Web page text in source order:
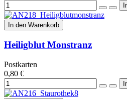
In den Warenkorb
Heiligblut Monstranz
Postkarten
0,80 €